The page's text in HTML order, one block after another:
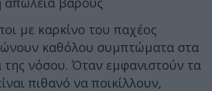
με καρκίνο του παχέος
καθόλου συμπτώματα στα
νόσου. Όταν εμφανιστούν τα
πιθανό να ποικίλλουν,